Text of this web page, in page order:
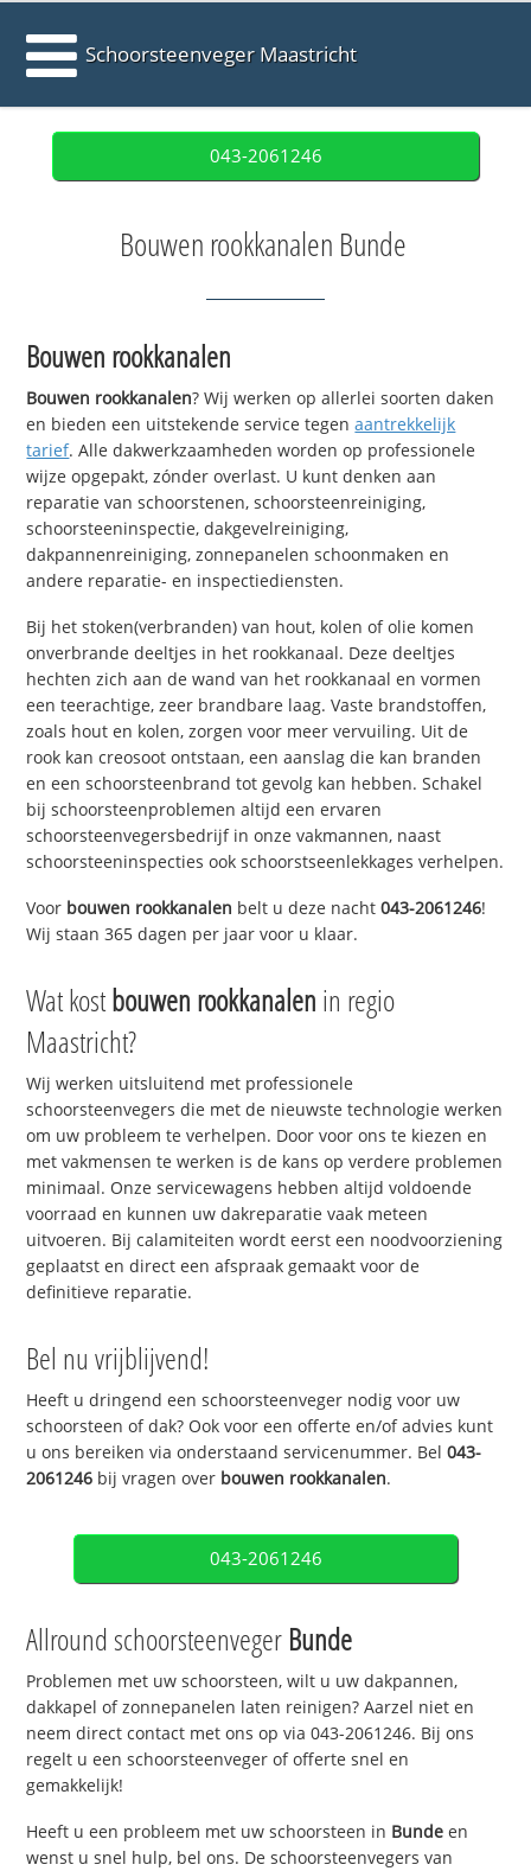
Schoorsteenveger Maastricht
043-2061246
Bouwen rookkanalen Bunde
Bouwen rookkanalen
Bouwen rookkanalen? Wij werken op allerlei soorten daken
en bieden een uitstekende service tegenaantrekkelijk
tarief. Alle dakwerkzaamheden worden op professionele
wijze opgepakt, zónder overlast. U kunt denken aan
reparatie van schoorstenen, schoorsteenreiniging,
schoorsteeninspectie, dakgevelreiniging,
dakpannenreiniging, zonnepanelen schoonmaken en
andere reparatie- en inspectiediensten.
Bij het stoken(verbranden) van hout, kolen of olie komen
onverbrande deeltjes in het rookkanaal. Deze deeltjes
hechten zich aan de wand van het rookkanaal en vormen
een teerachtige, zeer brandbare laag. Vaste brandstoffen,
zoals hout en kolen, zorgen voor meer vervuiling. Uit de
rook kan creosoot ontstaan, een aanslag die kan branden
en een schoorsteenbrand tot gevolg kan hebben. Schakel
bij schoorsteenproblemen altijd een ervaren
schoorsteenvegersbedrijf in onze vakmannen, naast
schoorsteeninspecties ook schoorstseenlekkages verhelpen.
Voor bouwen rookkanalen belt u deze nacht043-2061246!
Wij staan 365 dagen per jaar voor u klaar.
Wat kostbouwen rookkanalen in regio
Maastricht?
Wij werken uitsluitend met professionele
schoorsteenvegers die met de nieuwste technologie werken
om uw probleem te verhelpen. Door voor ons te kiezen en
met vakmensen te werken is de kans op verdere problemen
minimaal. Onze servicewagens hebben altijd voldoende
voorraad en kunnen uw dakreparatie vaak meteen
uitvoeren. Bij calamiteiten wordt eerst een noodvoorziening
geplaatst en direct een afspraak gemaakt voor de
definitieve reparatie.
Bel nu vrijblijvend!
Heeft u dringend een schoorsteenveger nodig voor uw
schoorsteen of dak? Ook voor een offerte en/of advies kunt
u ons bereiken via onderstaand servicenummer. Bel043-
2061246 bij vragen over bouwen rookkanalen.
043-2061246
Allround schoorsteenveger Bunde
Problemen met uw schoorsteen, wilt u uw dakpannen,
dakkapel of zonnepanelen laten reinigen? Aarzel niet en
neem direct contact met ons op via 043-2061246. Bij ons
regelt u een schoorsteenveger of offerte snel en
gemakkelijk!
Heeft u een probleem met uw schoorsteen in Bunde en
wenst u snel hulp, bel ons. De schoorsteenvegers van